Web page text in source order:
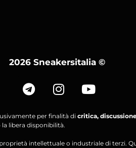
2026 Sneakersitalia©
per finalità di critica,
libera disponibilità.
intellettuale o industriale di